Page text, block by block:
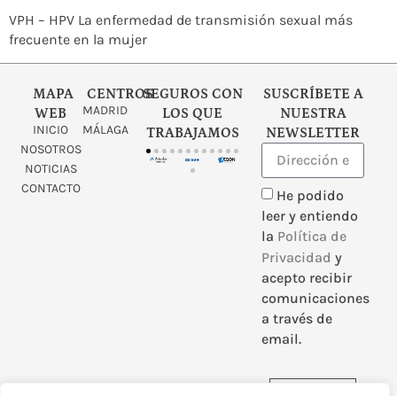
VPH – HPV La enfermedad de transmisión sexual más
frecuente en la mujer
MAPA
WEB
INICIO
NOSOTROS
NOTICIAS
CONTACTO
CENTROS
MADRID
MÁLAGA
SEGUROS CON
LOS QUE
TRABAJAMOS
SUSCRÍBETE A
NUESTRA
NEWSLETTER
He podido
leer y entiendo
la Política de
Privacidad y
acepto recibir
comunicaciones
a través de
email.